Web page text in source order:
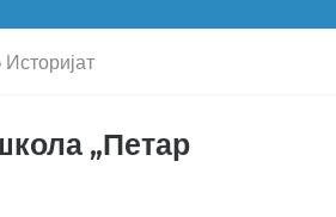
Историјат
„Петар